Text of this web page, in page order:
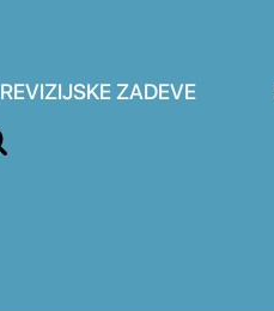
REVIZIJSKE ZADEVE